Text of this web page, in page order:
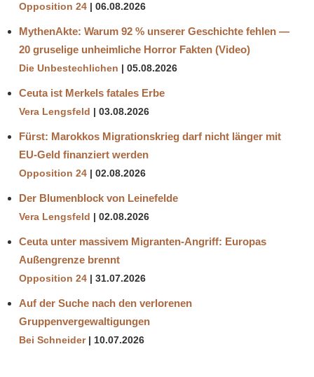
Opposition 24 06.08.2026
MythenAkte: Warum 92 % unserer Geschichte fehlen —
20 gruselige unheimliche Horror Fakten (Video)
Die Unbestechlichen 05.08.2026
Ceuta ist Merkels fatales Erbe
Vera Lengsfeld 03.08.2026
Fürst: Marokkos Migrationskrieg darf nicht länger mit
EU-Geld finanziert werden
Opposition 24 02.08.2026
Der Blumenblock von Leinefelde
Vera Lengsfeld 02.08.2026
Ceuta unter massivem Migranten-Angriff: Europas
Außengrenze brennt
Opposition 24 31.07.2026
Auf der Suche nach den verlorenen
Gruppenvergewaltigungen
Bei Schneider 10.07.2026